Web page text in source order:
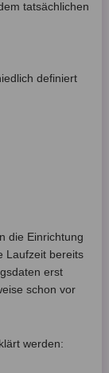
tatsächlichen
definiert
die Einrichtung
Laufzeit bereits
erst
schon vor
werden: